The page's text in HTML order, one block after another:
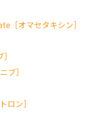
［オマセタキシン］
ブ］
ロン］